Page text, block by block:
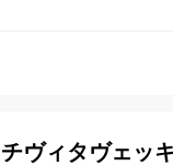
チヴィタヴェッ